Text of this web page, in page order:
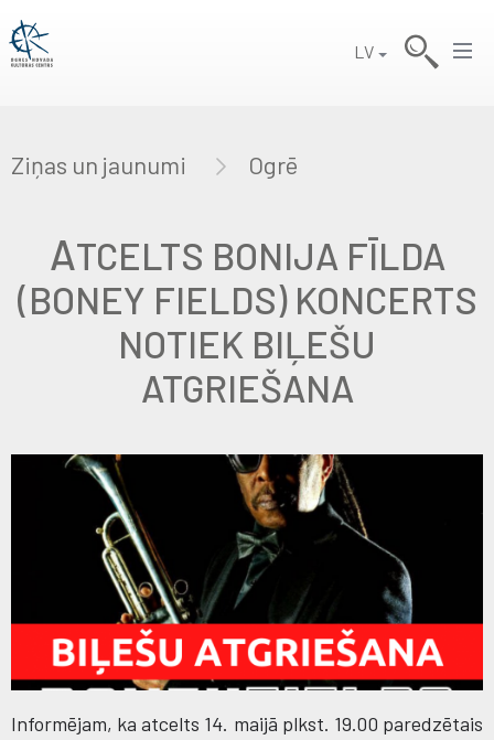
LV
Ziņas un jaunumi Ogrē
ATCELTS BONIJA FĪLDA
(BONEY FIELDS) KONCERTS
NOTIEK BIĻEŠU
ATGRIEŠANA
Informējam, ka atcelts 14. maijā plkst. 19.00 paredzētais